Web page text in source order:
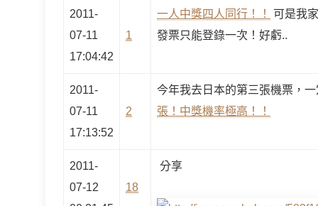
2011-
07-11
17:04:42
1
一人中獎四人同行！！
可是我
發票只能登錄一次！好虧..
2011-
07-11
17:13:52
2
今年我去日本的第三張機票，
張！中獎機率極高！！
2011-
07-12
18
分享